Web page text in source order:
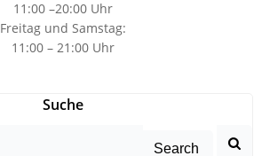
11:00 –20:00 Uhr
Freitag und Samstag:
11:00 – 21:00 Uhr
Suche